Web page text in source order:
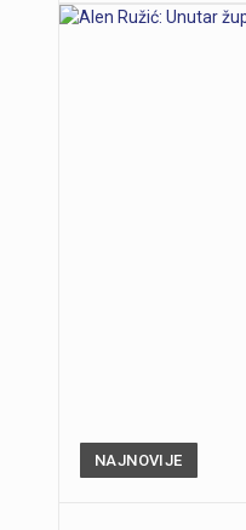
NAJNOVIJE